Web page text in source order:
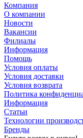
Компания
О компании
Новости
Вакансии
Филиалы
Информация
Помощь
Условия оплаты
Условия доставки
Условия возврата
Политика
Информация
Статьи
Технологии
Бренды